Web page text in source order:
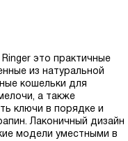
это практичные
из натуральной
кошельки для
а также
ключи в порядке и
Лаконичный дизайн
модели уместными в